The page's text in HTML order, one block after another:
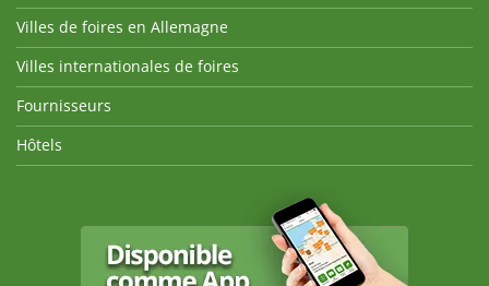
Villes de foires en Allemagne
Villes internationales de foires
Fournisseurs
Hôtels